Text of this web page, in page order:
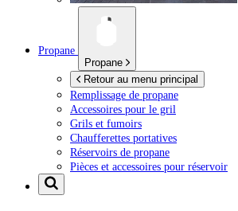
Propane
Propane
Retour au menu principal
Remplissage de propane
Accessoires pour le gril
Grils et fumoirs
Chaufferettes portatives
Réservoirs de propane
Pièces et accessoires pour réservoir